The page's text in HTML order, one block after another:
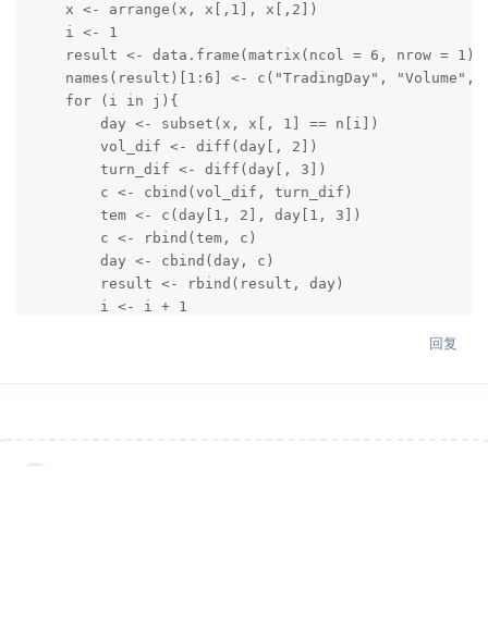
    x <- arrange(x, x[,1], x[,2])
    i <- 1
    result <- data.frame(matrix(ncol = 6, nrow = 1))
names(result)[1:6] <- c("TradingDay", "Volume",
    for (i in j){
        day <- subset(x, x[, 1] == n[i])
        vol_dif <- diff(day[, 2])
        turn_dif <- diff(day[, 3])
        c <- cbind(vol_dif, turn_dif)
        tem <- c(day[1, 2], day[1, 3])
        c <- rbind(tem, c)
        day <- cbind(day, c)
        result <- rbind(result, day)
        i <- i + 1
回复